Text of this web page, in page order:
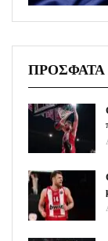
ΠΡΟΣΦΑΤΑ